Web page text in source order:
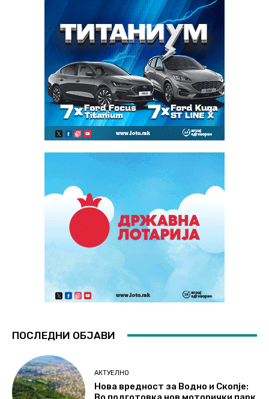
ПОСЛЕДНИ ОБЈАВИ
АКТУЕЛНО
Нова вредност за Водно и Скопје: